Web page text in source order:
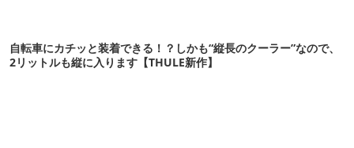
自転車にカチッと装着できる！？しかも“縦長のクーラー”なので、
2リットルも縦に入ります【THULE新作】